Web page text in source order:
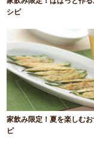
シピ
家飲み限定！夏を楽しむ
ピ